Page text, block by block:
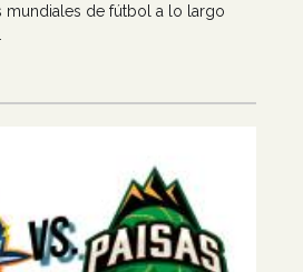
mundiales de fútbol a lo largo